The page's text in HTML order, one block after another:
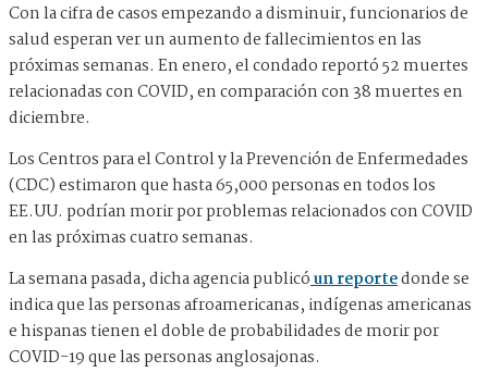
Con la cifra de casos empezando a disminuir, funcionarios de
salud esperan ver un aumento de fallecimientos en las
próximas semanas. En enero, el condado reportó 52 muertes
relacionadas con COVID, en comparación con 38 muertes en
diciembre.
Los Centros para el Control y la Prevención de Enfermedades
(CDC) estimaron que hasta 65,000 personas en todos los
EE.UU. podrían morir por problemas relacionados con COVID
en las próximas cuatro semanas.
La semana pasada, dicha agencia publicóun reportedonde se
indica que las personas afroamericanas, indígenas americanas
e hispanas tienen el doble de probabilidades de morir por
COVID-19 que las personas anglosajonas.